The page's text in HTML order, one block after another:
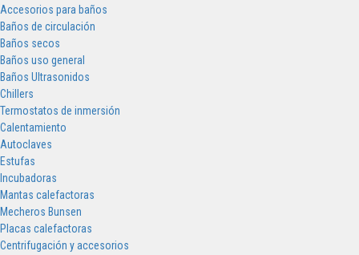
Accesorios para baños
Baños de circulación
Baños secos
Baños uso general
Baños Ultrasonidos
Chillers
Termostatos de inmersión
Calentamiento
Autoclaves
Estufas
Incubadoras
Mantas calefactoras
Mecheros Bunsen
Placas calefactoras
Centrifugación y accesorios